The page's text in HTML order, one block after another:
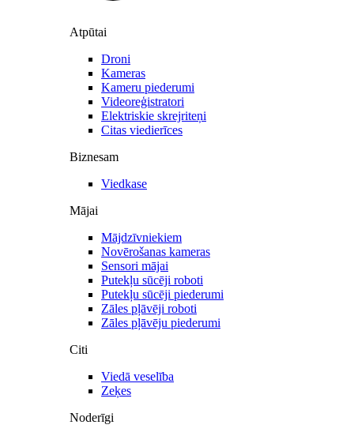
Atpūtai
Droni
Kameras
Kameru piederumi
Videoreģistratori
Elektriskie skrejriteņi
Citas viedierīces
Biznesam
Viedkase
Mājai
Mājdzīvniekiem
Novērošanas kameras
Sensori mājai
Putekļu sūcēji roboti
Putekļu sūcēji piederumi
Zāles pļāvēji roboti
Zāles pļāvēju piederumi
Citi
Viedā veselība
Zeķes
Noderīgi